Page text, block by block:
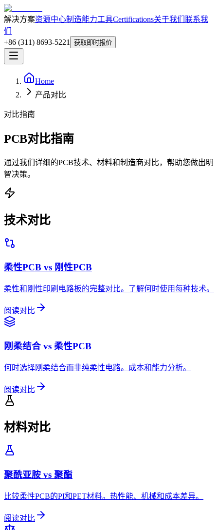
解决方案资源中心制造能力工具Certifications关于我们 联系我
们
+86 (311) 8693-5221
获取即时报价
Home
产品对比
对比指南
PCB对比指南
通过我们详细的PCB技术、材料和制造商对比，帮助您做出明
智决策。
技术对比
柔性PCB vs 刚性PCB
柔性和刚性印刷电路板的完整对比。了解何时使用每种技术。
阅读对比
刚柔结合 vs 柔性PCB
何时选择刚柔结合而非纯柔性电路。成本和能力分析。
阅读对比
材料对比
聚酰亚胺 vs 聚酯
比较柔性PCB的PI和PET材料。热性能、机械和成本差异。
阅读对比